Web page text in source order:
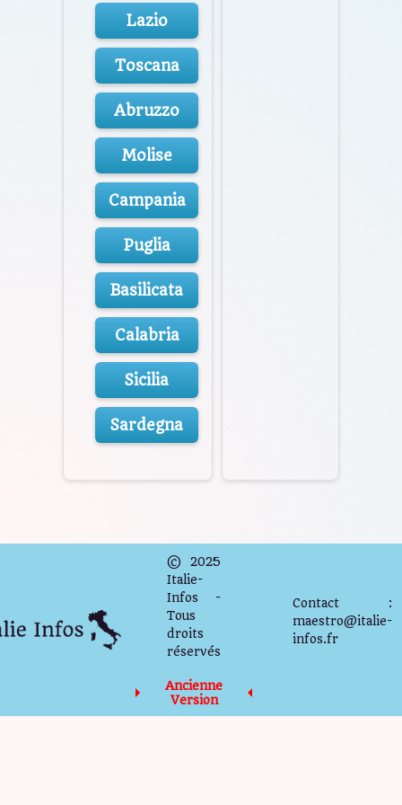
Lazio
Toscana
Abruzzo
Molise
Campania
Puglia
Basilicata
Calabria
Sicilia
Sardegna
© 2025
Italie-
Infos -
Tous
droits
réservés
Ancienne
Version
Contact :
maestro@italie-
infos.fr